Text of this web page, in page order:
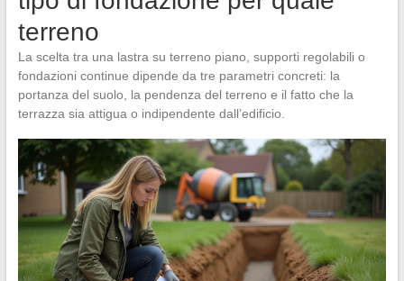
terreno
La scelta tra una lastra su terreno piano, supporti regolabili o
fondazioni continue dipende da tre parametri concreti: la
portanza del suolo, la pendenza del terreno e il fatto che la
terrazza sia attigua o indipendente dall’edificio.